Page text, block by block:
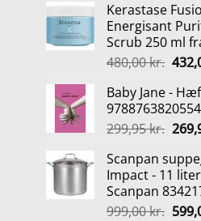
Kerastase
Energisant
Scrub 250 ml
480,00kr. Den
pris
var:
Baby Jane -
9788763820554
299,95kr. Den
pris
var:
Scanpan
Impact - 11
Scanpan
999,00kr. Den